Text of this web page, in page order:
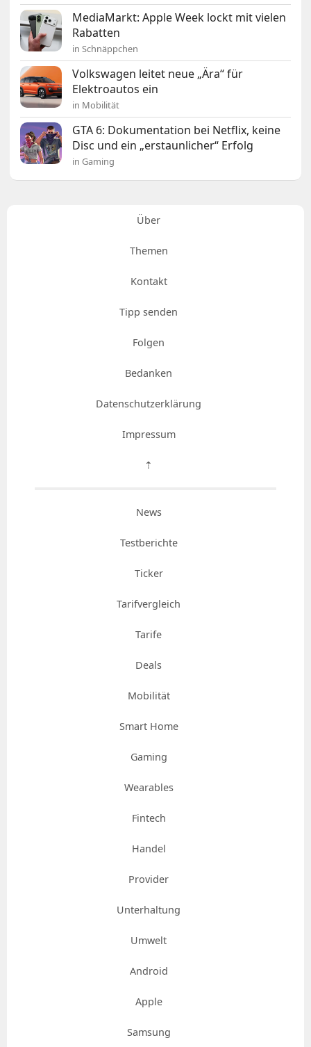
MediaMarkt: Apple Week lockt mit vielen
Rabatten
in Schnäppchen
Volkswagen leitet neue „Ära“ für
Elektroautos ein
in Mobilität
GTA 6: Dokumentation bei Netflix, keine
Disc und ein „erstaunlicher“ Erfolg
in Gaming
Über
Themen
Kontakt
Tipp senden
Folgen
Bedanken
Datenschutzerklärung
Impressum
⇡
News
Testberichte
Ticker
Tarifvergleich
Tarife
Deals
Mobilität
Smart Home
Gaming
Wearables
Fintech
Handel
Provider
Unterhaltung
Umwelt
Android
Apple
Samsung